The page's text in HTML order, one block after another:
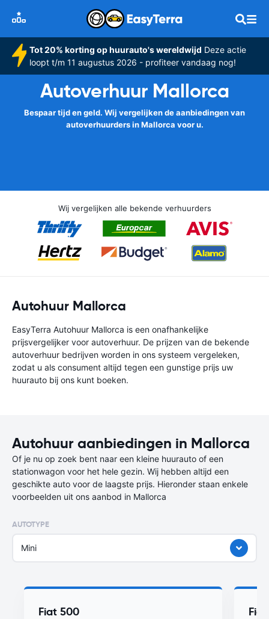
Tot 20% korting op huurauto's wereldwijd Deze actie
loopt t/m 11 augustus 2026 - profiteer vandaag nog!
Autoverhuur Mallorca
Bespaar tijd en geld. Wij vergelijken de aanbiedingen van
autoverhuurders in Mallorca voor u.
Wij vergelijken alle bekende verhuurders
Autohuur Mallorca
EasyTerra Autohuur Mallorca is een onafhankelijke
prijsvergelijker voor autoverhuur. De prijzen van de bekende
autoverhuur bedrijven worden in ons systeem vergeleken,
zodat u als consument altijd tegen een gunstige prijs uw
huurauto bij ons kunt boeken.
Autohuur aanbiedingen in Mallorca
Of je nu op zoek bent naar een kleine huurauto of een
stationwagon voor het hele gezin. Wij hebben altijd een
geschikte auto voor de laagste prijs. Hieronder staan enkele
voorbeelden uit ons aanbod in Mallorca
AUTOTYPE
Mini
Fiat 500